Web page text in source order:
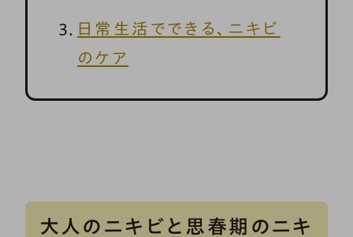
日常生活でできる、ニキビ
のケア
大人のニキビと思春期のニキ